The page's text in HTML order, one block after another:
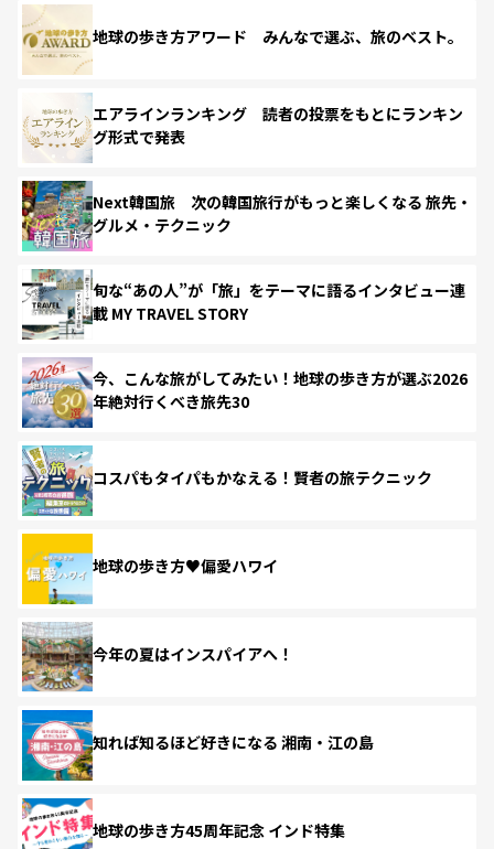
地球の歩き方アワード みんなで選ぶ、旅のベスト。
エアラインランキング 読者の投票をもとにランキン
グ形式で発表
Next韓国旅 次の韓国旅行がもっと楽しくなる 旅先・
グルメ・テクニック
旬な“あの人”が「旅」をテーマに語るインタビュー連
載 MY TRAVEL STORY
今、こんな旅がしてみたい！地球の歩き方が選ぶ2026
年絶対行くべき旅先30
コスパもタイパもかなえる！賢者の旅テクニック
地球の歩き方♥偏愛ハワイ
今年の夏はインスパイアへ！
知れば知るほど好きになる 湘南・江の島
地球の歩き方45周年記念 インド特集